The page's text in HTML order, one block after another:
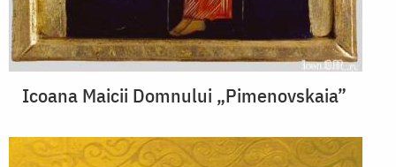
Icoana Maicii Domnului „Pimenovskaia”